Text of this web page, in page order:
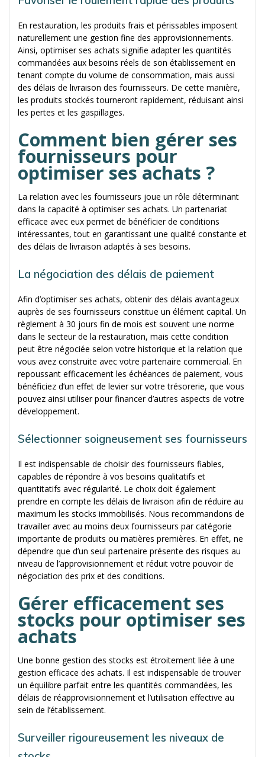
En restauration, les produits frais et périssables imposent
naturellement une gestion fine des approvisionnements.
Ainsi, optimiser ses achats signifie adapter les quantités
commandées aux besoins réels de son établissement en
tenant compte du volume de consommation, mais aussi
des délais de livraison des fournisseurs. De cette manière,
les produits stockés tourneront rapidement, réduisant ainsi
les pertes et les gaspillages.
Comment bien gérer ses
fournisseurs pour
optimiser ses achats ?
La relation avec les fournisseurs joue un rôle déterminant
dans la capacité à optimiser ses achats. Un partenariat
efficace avec eux permet de bénéficier de conditions
intéressantes, tout en garantissant une qualité constante et
des délais de livraison adaptés à ses besoins.
La négociation des délais de paiement
Afin d’optimiser ses achats, obtenir des délais avantageux
auprès de ses fournisseurs constitue un élément capital. Un
règlement à 30 jours fin de mois est souvent une norme
dans le secteur de la restauration, mais cette condition
peut être négociée selon votre historique et la relation que
vous avez construite avec votre partenaire commercial. En
repoussant efficacement les échéances de paiement, vous
bénéficiez d’un effet de levier sur votre trésorerie, que vous
pouvez ainsi utiliser pour financer d’autres aspects de votre
développement.
Sélectionner soigneusement ses fournisseurs
Il est indispensable de choisir des fournisseurs fiables,
capables de répondre à vos besoins qualitatifs et
quantitatifs avec régularité. Le choix doit également
prendre en compte les délais de livraison afin de réduire au
maximum les stocks immobilisés. Nous recommandons de
travailler avec au moins deux fournisseurs par catégorie
importante de produits ou matières premières. En effet, ne
dépendre que d’un seul partenaire présente des risques au
niveau de l’approvisionnement et réduit votre pouvoir de
négociation des prix et des conditions.
Gérer efficacement ses
stocks pour optimiser ses
achats
Une bonne gestion des stocks est étroitement liée à une
gestion efficace des achats. Il est indispensable de trouver
un équilibre parfait entre les quantités commandées, les
délais de réapprovisionnement et l’utilisation effective au
sein de l’établissement.
Surveiller rigoureusement les niveaux de